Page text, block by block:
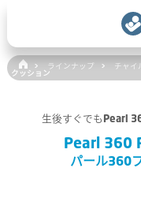
ラインナップ チャイ
クッション
生後すぐでもPearl
Pearl 360
パール360